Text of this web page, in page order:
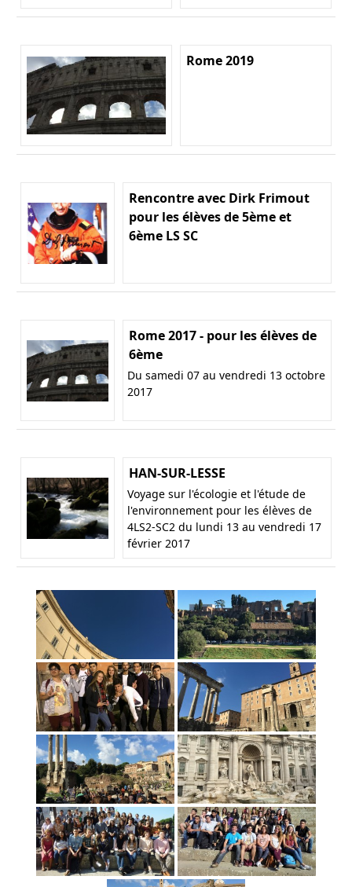
Rome 2019
Rencontre avec Dirk Frimout
pour les élèves de 5ème et
6ème LS SC
Rome 2017 - pour les élèves de
6ème
Du samedi 07 au vendredi 13 octobre
2017
HAN-SUR-LESSE
Voyage sur l'écologie et l'étude de
l'environnement pour les élèves de
4LS2-SC2 du lundi 13 au vendredi 17
février 2017